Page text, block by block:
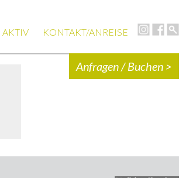
AKTIV KONTAKT/ANREISE
Anfragen / Buchen >